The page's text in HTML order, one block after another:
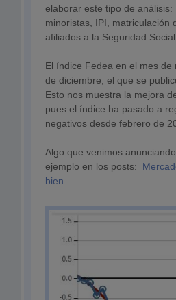
elaborar este tipo de
minoristas, IPI, matriculación
afiliados a la Seguridad Social.
El índice Fedea en el mes
de diciembre, el que se
Esto nos muestra la mejora
pues el índice ha pasado a
negativos desde febrero de
Algo que venimos
ejemplo en los posts:
bien